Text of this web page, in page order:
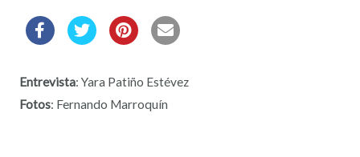
Entrevista: Yara Patiño Estévez
Fotos: Fernando Marroquín